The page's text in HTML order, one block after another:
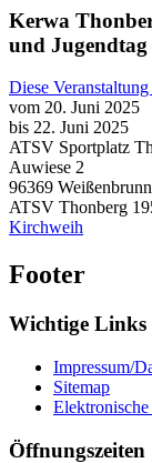
Kerwa
und Jugendtag
Diese
vom 20. Juni 2025
bis 22. Juni 2025
ATSV Sportplatz
Auwiese 2
96369 Weißenbrunn
ATSV Thonberg
Kirchweih
Footer
Wichtige Links
Impressum/
Sitemap
Öffnungszeiten